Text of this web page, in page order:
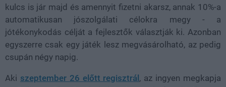
kulcs is jár majd és amennyit fizetni akarsz, annak 10%-a
automatikusan jószolgálati célokra megy - a
jótékonykodás célját a fejlesztők választják ki. Azonban
egyszerre csak egy játék lesz megvásárolható, az pedig
csupán négy napig.
Aki szeptember 26 előtt regisztrál , az ingyen megkapja